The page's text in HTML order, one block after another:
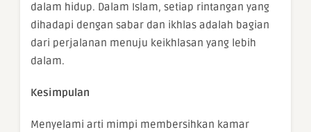
dalam hidup. Dalam Islam, setiap rintangan yang
dihadapi dengan sabar dan ikhlas adalah bagian
dari perjalanan menuju keikhlasan yang lebih
dalam.
Kesimpulan
Menyelami arti mimpi membersihkan kamar